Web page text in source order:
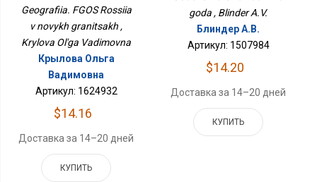
Geografiia. FGOS Rossiia
v novykh granitsakh ,
Krylova Ol'ga Vadimovna
Крылова Ольга
Вадимовна
Артикул: 1624932
$14.16
Доставка за 14–20 дней
КУПИТЬ
goda , Blinder A.V.
Блиндер А.В.
Артикул: 1507984
$14.20
Доставка за 14–20 дней
КУПИТЬ